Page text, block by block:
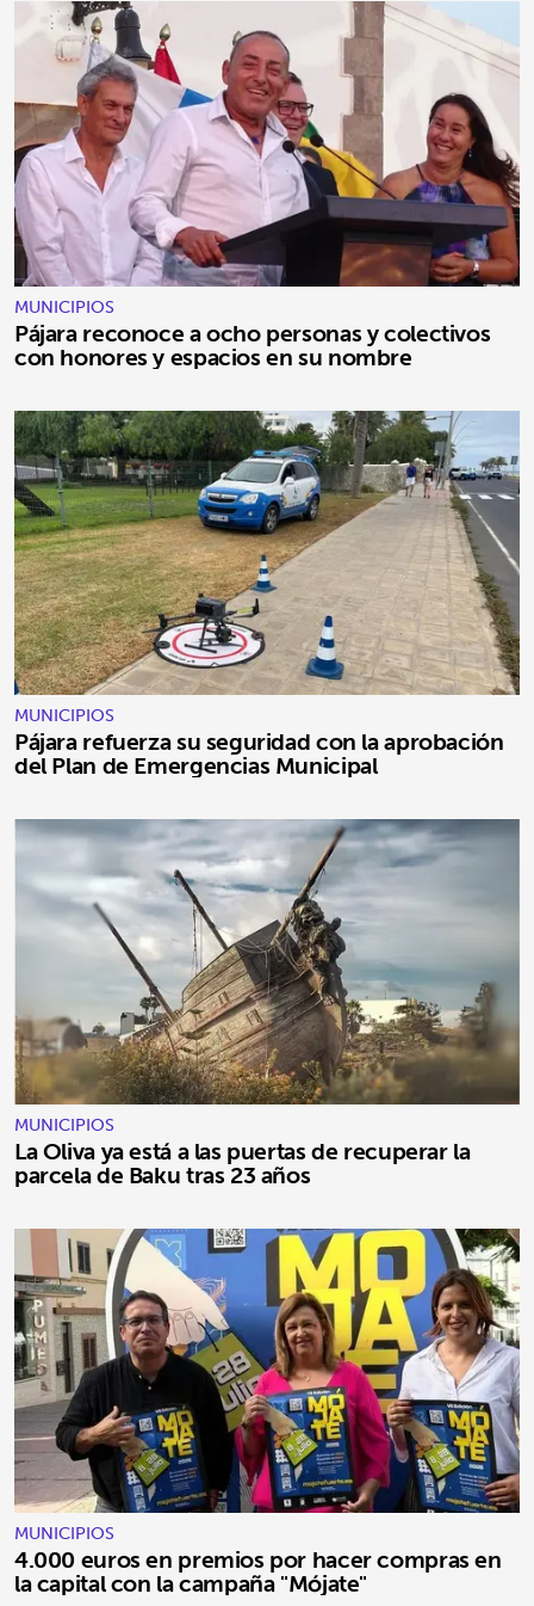
MUNICIPIOS
Pájara reconoce a ocho personas y colectivos
con honores y espacios en su nombre
MUNICIPIOS
Pájara refuerza su seguridad con la aprobación
del Plan de Emergencias Municipal
MUNICIPIOS
La Oliva ya está a las puertas de recuperar la
parcela de Baku tras 23 años
MUNICIPIOS
4.000 euros en premios por hacer compras en
la capital con la campaña "Mójate"